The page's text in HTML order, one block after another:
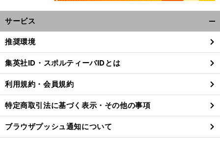
サービス
閉
る
推奨環境
集英社ID・スポルティーバIDとは
利用規約・会員規約
特定商取引法に基づく表示・その他の事項
ブラウザプッシュ通知について